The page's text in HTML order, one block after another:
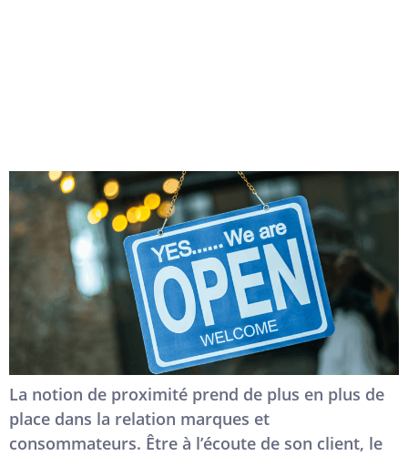
La notion de proximité prend de plus en plus de
place dans la relation marques et
consommateurs. Être à l’écoute de son client, le